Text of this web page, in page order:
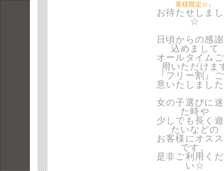
客様限定☆』
お待たせしま
☆
日頃からの感
込めまして
オールタイム
用いただけま
『フリー割』
意いたしまし
女の子選びに
た時や
少しでも長く
たいなどの
お客様にオス
です。
是非ご利用く
い☆